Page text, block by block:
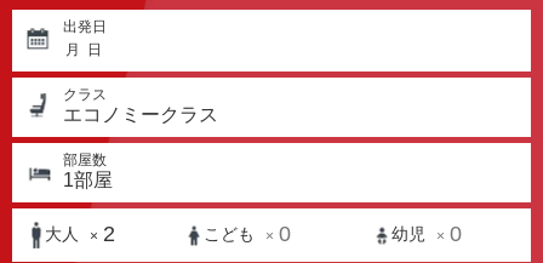
出発日
月
日
クラス
エコノミークラス
部屋数
1部屋
大人 × 2 こども × 0 幼児 × 0